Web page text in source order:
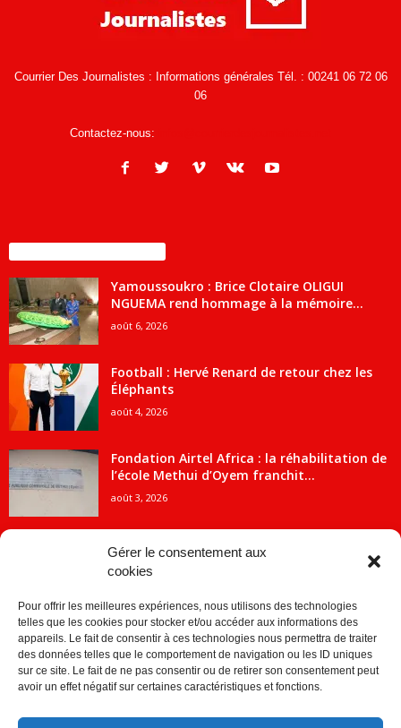
Gérer le consentement aux
cookies
Pour offrir les meilleures expériences, nous utilisons des technologies
telles que les cookies pour stocker et/ou accéder aux informations des
appareils. Le fait de consentir à ces technologies nous permettra de traiter
des données telles que le comportement de navigation ou les ID uniques
sur ce site. Le fait de ne pas consentir ou de retirer son consentement peut
avoir un effet négatif sur certaines caractéristiques et fonctions.
Courrier Des Journalistes : Informations générales Tél. : 00241 06 72 06
06
Contactez-nous:
Yamoussoukro : Brice Clotaire OLIGUI
NGUEMA rend hommage à la mémoire...
août 6, 2026
Football : Hervé Renard de retour chez les
Éléphants
août 4, 2026
Fondation Airtel Africa : la réhabilitation de
l’école Methui d’Oyem franchit...
août 3, 2026
ACTUALITES
Economie 2091
1840
Société
Sport 859